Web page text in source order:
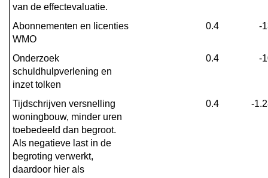
van de effectevaluatie.
Abonnementen en licenties
WMO
0.4 -
Onderzoek
schuldhulpverlening en
inzet tolken
0.4 -
Tijdschrijven versnelling
woningbouw, minder uren
toebedeeld dan begroot.
Als negatieve last in de
begroting verwerkt,
daardoor hier als
0.4 -